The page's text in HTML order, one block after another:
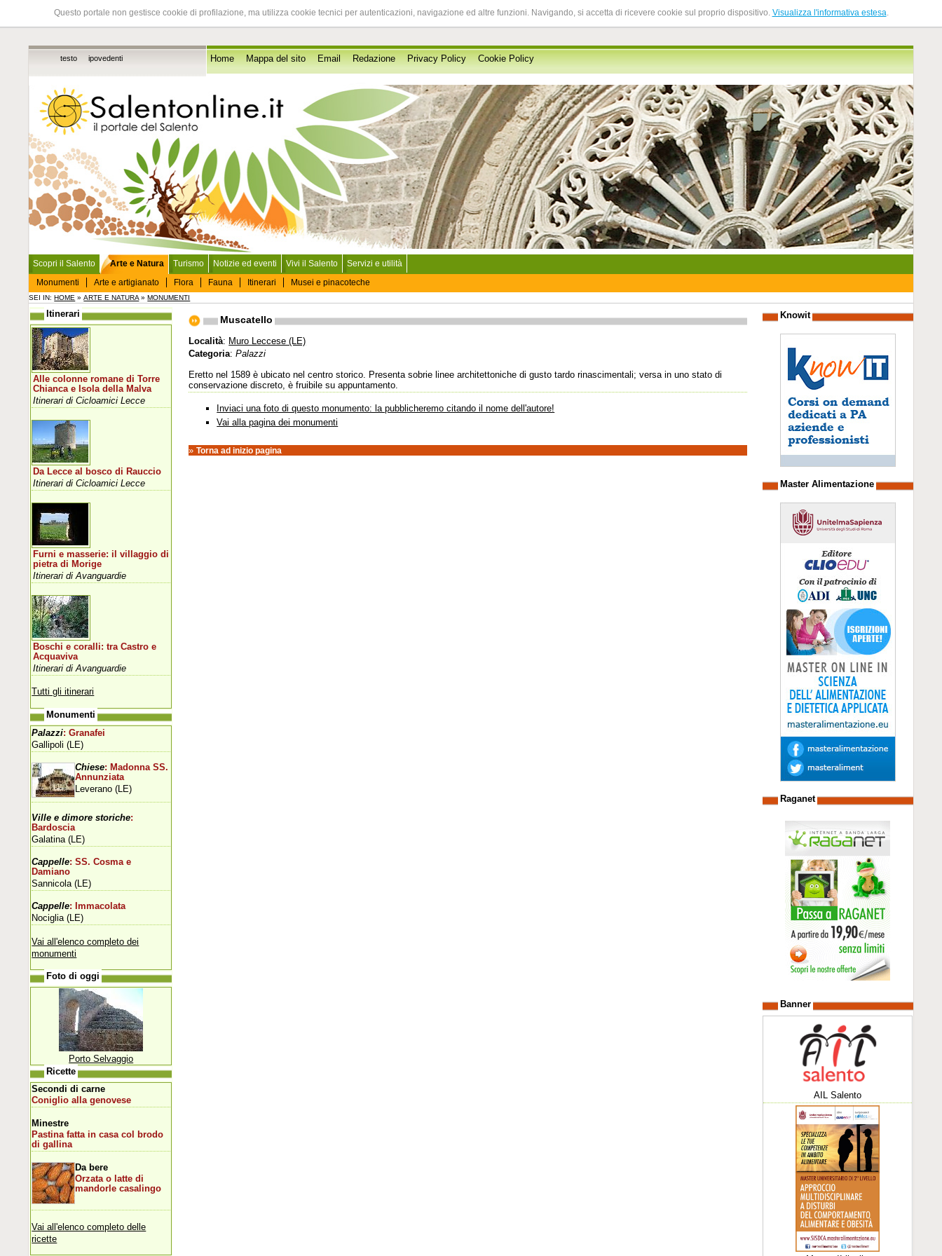
Questo portale non gestisce cookie di profilazione, ma utilizza cookie tecnici per autenticazioni, navigazione ed altre funzioni. Navigando, si accetta di ricevere cookie sul proprio dispositivo. Visualizza l'informativa estesa.
testo ipovedenti Home Mappa del sito Email Redazione Privacy Policy Cookie Policy
Scopri il Salento
Arte e Natura
Monumenti
Arte e artigianato Flora Fauna Itinerari Musei e pinacoteche
Turismo Notizie ed eventi Vivi il Salento Servizi e utilità
SEI IN:HOME »ARTE E NATURA »MONUMENTI
Muscatello
Località: Muro Leccese (LE)
Categoria:Palazzi
Eretto nel 1589 è ubicato nel centro storico. Presenta sobrie linee architettoniche di gusto tardo rinascimentali; versa in uno stato di
conservazione discreto, è fruibile su appuntamento.
Inviaci una foto di questo monumento: la pubblicheremo citando il nome dell'autore!
Vai alla pagina dei monumenti
»Torna ad inizio pagina
Itinerari
Alle colonne romane di Torre
Chianca e Isola della Malva
Itinerari di Cicloamici Lecce
Da Lecce al bosco di Rauccio
Itinerari di Cicloamici Lecce
Furni e masserie: il villaggio di
pietra di Morige
Itinerari di Avanguardie
Boschi e coralli: tra Castro e
Acquaviva
Itinerari di Avanguardie
Tutti gli itinerari
Monumenti
Palazzi: Granafei
Gallipoli (LE)
Chiese: Madonna SS.
Annunziata
Leverano (LE)
Ville e dimore storiche:
Bardoscia
Galatina (LE)
Cappelle: SS. Cosma e
Damiano
Sannicola (LE)
Cappelle: Immacolata
Nociglia (LE)
Vai all'elenco completo dei
monumenti
Foto di oggi
Porto Selvaggio
Ricette
Secondi di carne
Coniglio alla genovese
Minestre
Pastina fatta in casa col brodo
di gallina
Da bere
Orzata o latte di
mandorle casalingo
Vai all'elenco completo delle
ricette
Knowit
Master Alimentazione
Raganet
Banner
AIL Salento